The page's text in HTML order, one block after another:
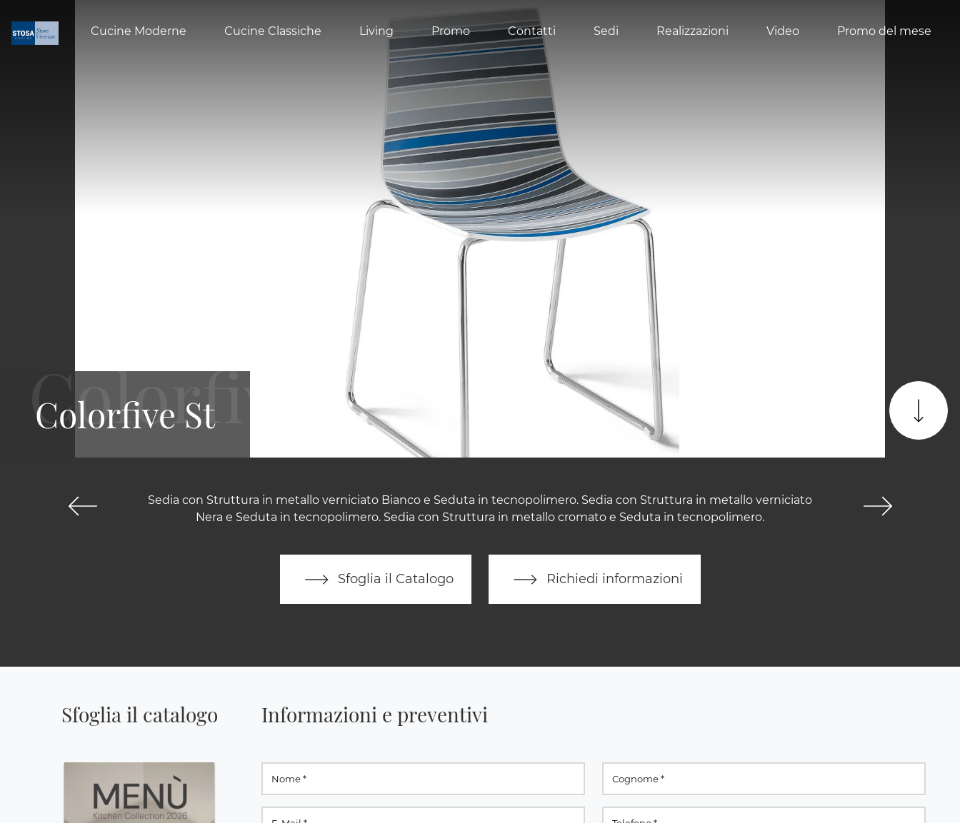
Cucine Moderne Cucine Classiche Living Promo Contatti Sedi Realizzazioni Video Promo del mese
Sedia con Struttura in metallo verniciato Bianco e Seduta in tecnopolimero. Sedia con Struttura in metallo verniciato
Nera e Seduta in tecnopolimero. Sedia con Struttura in metallo cromato e Seduta in tecnopolimero.
Sfoglia il Catalogo Richiedi informazioni
Colorfive St
Sfoglia il catalogo Informazioni e preventivi